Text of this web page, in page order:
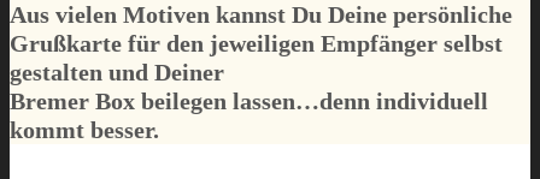
Aus vielen Motiven kannst Du Deine persönliche
Grußkarte für den jeweiligen Empfänger selbst
gestalten und Deiner
Bremer Box beilegen lassen…denn individuell
kommt besser.